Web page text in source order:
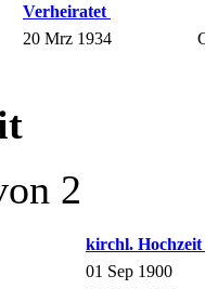
Verheiratet
20 Mrz 1934
2
kirchl. Hochzeit
01 Sep 1900